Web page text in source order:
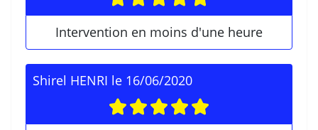
Intervention en moins d'une heure
Shirel HENRI le 16/06/2020